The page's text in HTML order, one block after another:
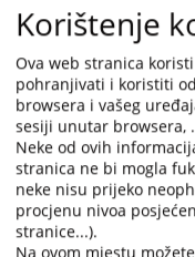
Sudija Kantonalnog suda
Pravni fakultet završio u
specijalistički studij iz
Pravnom fakultetu u Zagrebu
fakulteta u Zenici na
organima uprave, advokatski
Od 2003. do 2008. godine
Stručni saradnik za
imovinsko-pravne poslove.
Korištenje
Ova web stranica
pohranjivati i koristiti
browsera i vašeg
sesiji unutar browsera,
Neke od ovih
stranica ne bi mogla
neke nisu prijeko
procjenu nivoa
stranice...).
Na ovom mjestu